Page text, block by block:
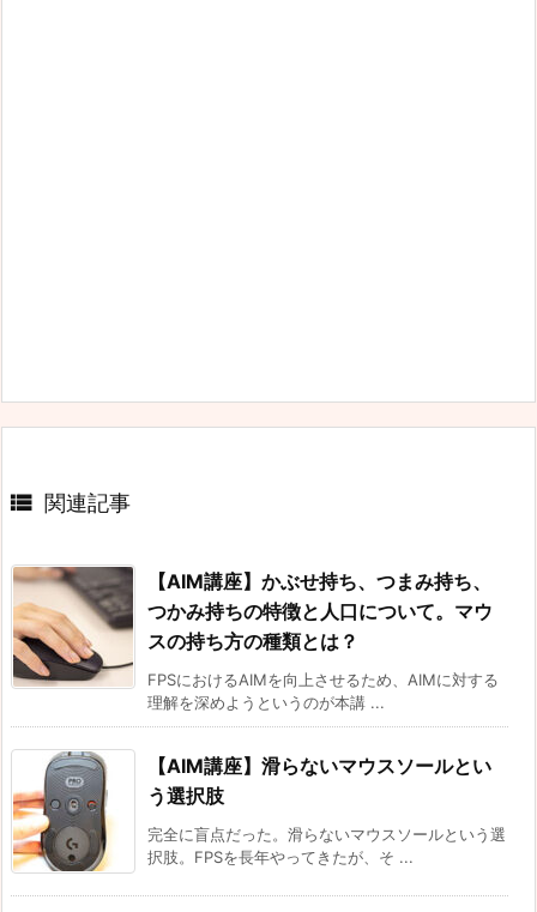
 関連記事
【AIM講座】かぶせ持ち、つまみ持ち、
つかみ持ちの特徴と人口について。マウ
スの持ち方の種類とは？
FPSにおけるAIMを向上させるため、AIMに対する
理解を深めようというのが本講 ...
【AIM講座】滑らないマウスソールとい
う選択肢
完全に盲点だった。滑らないマウスソールという選
択肢。FPSを長年やってきたが、そ ...